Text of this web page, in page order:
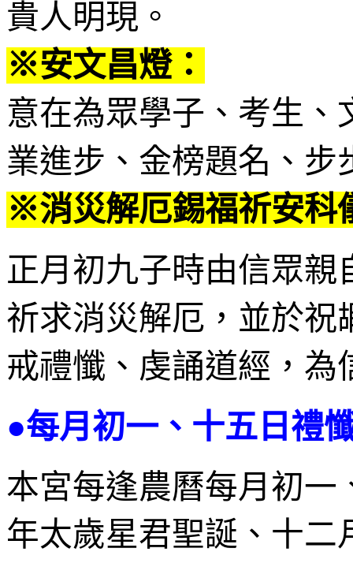
貴人明現。
※安文昌燈：
意在為眾學子、考生
業進步、金榜題名、步
※消災解厄錫福祈安科
正月初九子時由信眾
祈求消災解厄，並於祝
戒禮懺、虔誦道經，為
●每月初一、十五日禮
本宮每逢農曆每月初一
年太歲星君聖誕、十二